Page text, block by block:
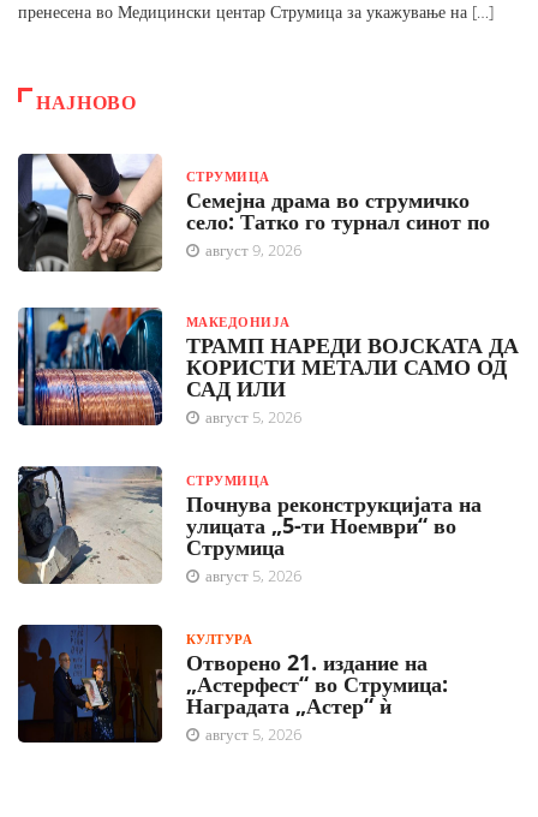
пренесена во Медицински центар Струмица за укажување на […]
НАЈНОВО
СТРУМИЦА
Семејна драма во струмичко
село: Татко го турнал синот по
август 9, 2026
МАКЕДОНИЈА
ТРАМП НАРЕДИ ВОЈСКАТА ДА
КОРИСТИ МЕТАЛИ САМО ОД
САД ИЛИ
август 5, 2026
СТРУМИЦА
Почнува реконструкцијата на
улицата „5-ти Ноември“ во
Струмица
август 5, 2026
КУЛТУРА
Отворено 21. издание на
„Астерфест“ во Струмица:
Наградата „Астер“ ѝ
август 5, 2026